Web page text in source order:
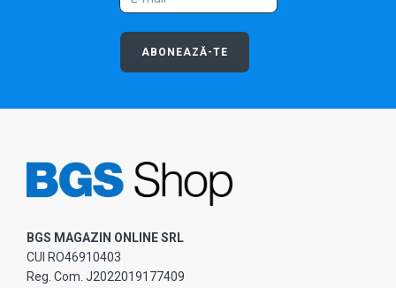
ABONEAZĂ-TE
BGS MAGAZIN ONLINE SRL
CUI RO46910403
Reg. Com. J2022019177409